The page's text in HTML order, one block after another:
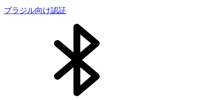
ブラジル向け認証